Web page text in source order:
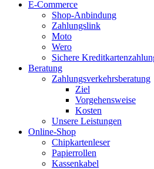
E-Commerce
Shop-Anbindung
Zahlungslink
Moto
Wero
Sichere
Beratung
Zahlungsverkehrsberatung
Ziel
Vorgehensweise
Kosten
Unsere Leistungen
Online-Shop
Chipkartenleser
Papierrollen
Kassenkabel